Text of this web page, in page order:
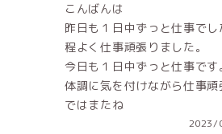
こんばんは
昨日も１日中ずっと仕事でし
程よく仕事頑張りました。
今日も１日中ずっと仕事です
体調に気を付けながら仕事頑
ではまたね
2023/